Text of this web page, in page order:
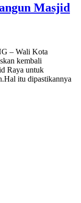
Masjid
– Wali Kota
kembali
Raya untuk
itu dipastikannya